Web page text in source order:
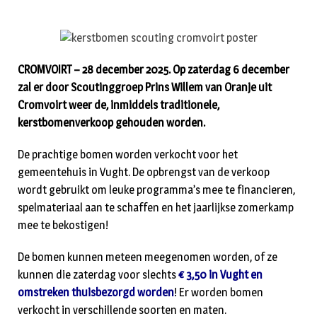
CROMVOIRT – 28 december 2025. Op zaterdag 6 december
zal er door Scoutinggroep Prins Willem van Oranje uit
Cromvoirt weer de, inmiddels traditionele,
kerstbomenverkoop gehouden worden.
De prachtige bomen worden verkocht voor het
gemeentehuis in Vught. De opbrengst van de verkoop
wordt gebruikt om leuke programma’s mee te financieren,
spelmateriaal aan te schaffen en het jaarlijkse zomerkamp
mee te bekostigen!
De bomen kunnen meteen meegenomen worden, of ze
kunnen die zaterdag voor slechts€ 3,50 in Vught en
omstreken thuisbezorgd worden! Er worden bomen
verkocht in verschillende soorten en maten.